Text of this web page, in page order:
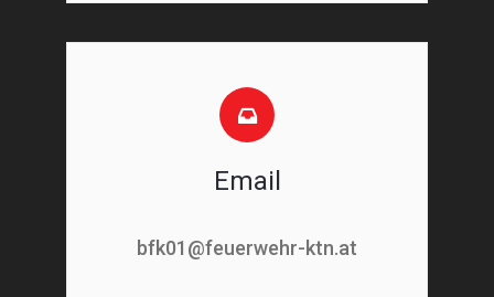
Email
bfk01@feuerwehr-ktn.at